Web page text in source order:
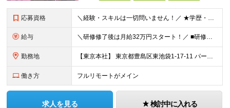
応募資格 ＼経験・スキルは一切問いません！／ ★学歴・職歴不問 ★未経験・第二新卒歓迎！ ★正社員デビューも応援します！
給与 ＼研修修了後は月給32万円スタート！／ ■研修修了後 月給32万円＋賞与＋インセンティブ賞与 ※残業代は別途支給 ▽研修期間（6カ月）▽ 【経験者】 （営業・接客・マーケティングなどの経験をお持
勤務地 【東京本社】 東京都豊島区東池袋1-17-11 パークハイツ池袋
働き方 フルリモートがメイン
求人を見る 検討中に入れる